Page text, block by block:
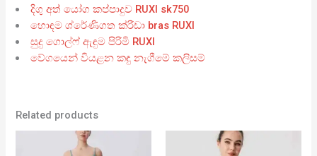
දිගු අත් යෝග කප්පාදුව RUXI sk750
හොඳම ශ්රේණිගත ක්රීඩා bras RUXI
සුදු ගොල්ෆ් ඇඳුම පිරිමි RUXI
වේගයෙන් වියළන කඳු නැගීමේ කලිසම්
Related products